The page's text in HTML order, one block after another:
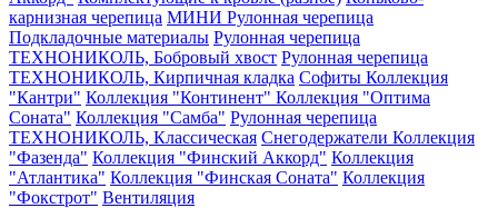
карнизная черепица МИНИ Рулонная черепица
Подкладочные материалы Рулонная черепица
ТЕХНОНИКОЛЬ, Бобровый хвост Рулонная черепица
ТЕХНОНИКОЛЬ, Кирпичная кладка Софиты Коллекция
"Кантри" Коллекция "Континент" Коллекция "Оптима
Соната" Коллекция "Самба" Рулонная черепица
ТЕХНОНИКОЛЬ, Классическая Снегодержатели Коллекция
"Фазенда" Коллекция "Финский Аккорд" Коллекция
"Атлантика" Коллекция "Финская Соната" Коллекция
"Фокстрот" Вентиляция